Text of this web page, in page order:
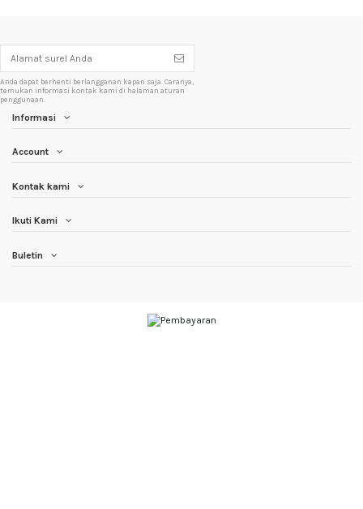
Anda dapat berhenti berlangganan kapan saja. Caranya,
temukan informasi kontak kami di halaman aturan
penggunaan.
Informasi
Account
Kontak kami
Ikuti Kami
Buletin